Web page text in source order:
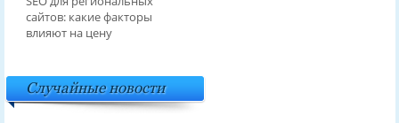
сайтов: какие факторы
влияют на цену
Случайные новости